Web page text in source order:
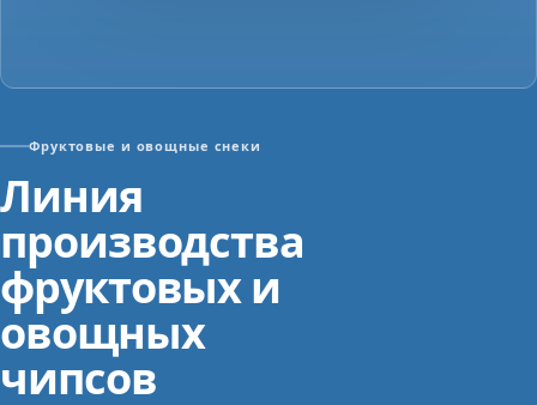
Фруктовые и овощные снеки
Линия
производства
фруктовых и
овощных
чипсов